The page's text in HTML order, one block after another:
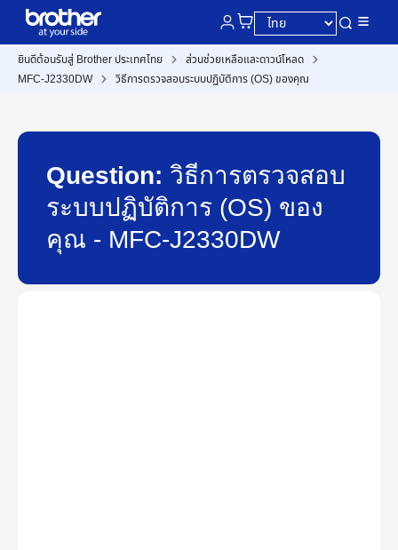
ยินดีต้อนรับสู่ Brother ประเทศไทย
ส่วนช่วยเหลือและดาวน์โหลด
MFC-J2330DW
วิธีการตรวจสอบระบบปฏิบัติการ (OS) ของคุณ
Question: วิธีการตรวจสอบ
ระบบปฏิบัติการ (OS) ของ
คุณ - MFC-J2330DW